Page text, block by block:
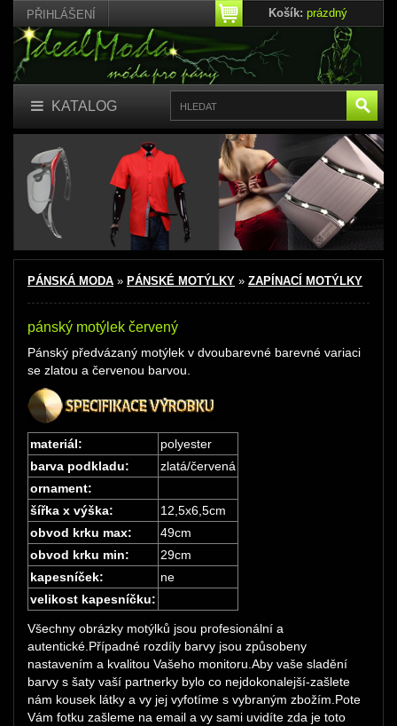
PŘIHLÁŠENÍ Košík: prázdný
KATALOG
PÁNSKÁ MODA » PÁNSKÉ MOTÝLKY » ZAPÍNACÍ MOTÝLKY
pánský motýlek červený
Pánský předvázaný motýlek v dvoubarevné barevné variaci
se zlatou a červenou barvou.
materiál:
polyester
barva podkladu:
zlatá/červená
ornament:
šířka x výška:
12,5x6,5cm
obvod krku max:
49cm
obvod krku min:
29cm
kapesníček:
ne
velikost kapesníčku:
Všechny obrázky motýlků jsou profesionální a
autentické.Případné rozdíly barvy jsou způsobeny
nastavením a kvalitou Vašeho monitoru.Aby vaše sladění
barvy s šaty vaší partnerky bylo co nejdokonalejší-zašlete
nám kousek látky a vy jej vyfotíme s vybraným zbožím.Pote
Vám fotku zašleme na email a vy sami uvidíte zda je toto